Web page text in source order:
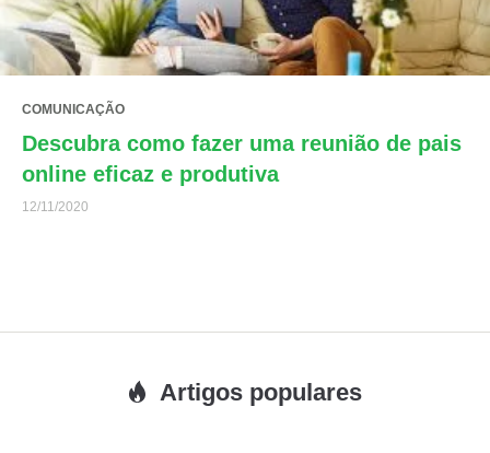
COMUNICAÇÃO
Descubra como fazer uma reunião de pais
online eficaz e produtiva
12/11/2020
Artigos populares